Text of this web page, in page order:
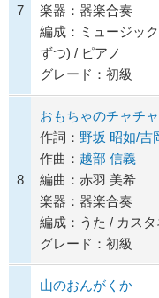
7
楽器：器楽合奏
編成：ミュージッ
ずつ) / ピアノ
グレード：初級
8
おもちゃのチャチ
作詞： 野坂 昭如/吉
作曲： 越部 信義
編曲：赤羽 美希
楽器：器楽合奏
編成：うた / カス
グレード：初級
山のおんがくか